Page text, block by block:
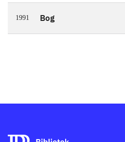
1991 Bog